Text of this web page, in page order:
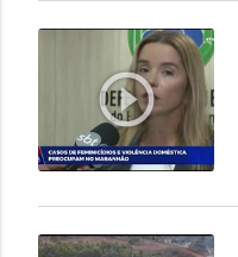
play_circle_outline